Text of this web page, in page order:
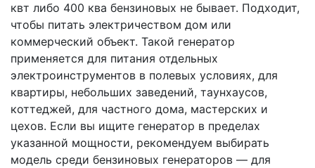
квт либо 400 ква бензиновых не бывает. Подходит,
чтобы питать электричеством дом или
коммерческий объект. Такой генератор
применяется для питания отдельных
электроинструментов в полевых условиях, для
квартиры, небольших заведений, таунхаусов,
коттеджей, для частного дома, мастерских и
цехов. Если вы ищите генератор в пределах
указанной мощности, рекомендуем выбирать
модель среди бензиновых генераторов — для